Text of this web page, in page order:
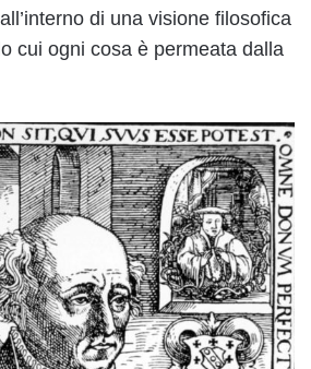
di una visione filosofica
cui ogni cosa è permeata dalla